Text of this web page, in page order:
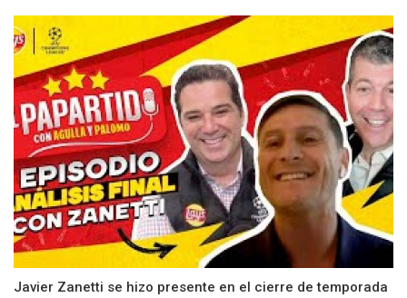
Javier Zanetti se hizo presente en el cierre de temporada